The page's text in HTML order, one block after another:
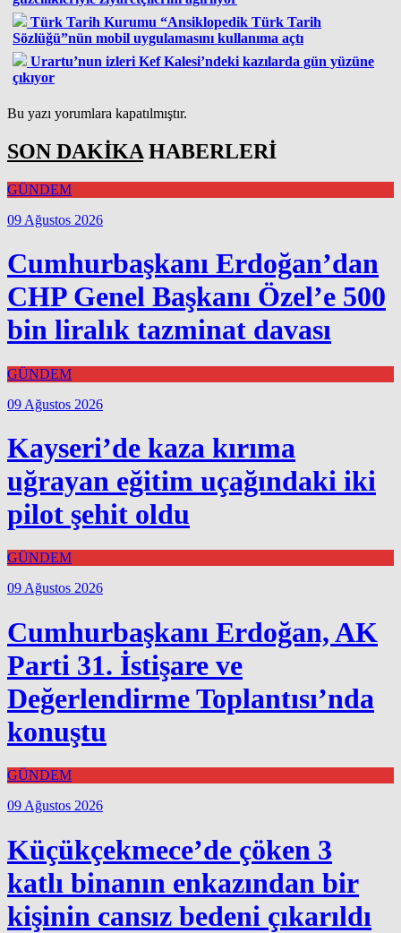
Türk Tarih Kurumu “Ansiklopedik Türk Tarih
Sözlüğü”nün mobil uygulamasını kullanıma açtı
Urartu’nun izleri Kef Kalesi’ndeki kazılarda gün yüzüne
çıkıyor
Bu yazı yorumlara kapatılmıştır.
SON DAKİKA HABERLERİ
GÜNDEM
09 Ağustos 2026
Cumhurbaşkanı Erdoğan’dan
CHP Genel Başkanı Özel’e 500
bin liralık tazminat davası
GÜNDEM
09 Ağustos 2026
Kayseri’de kaza kırıma
uğrayan eğitim uçağındaki iki
pilot şehit oldu
GÜNDEM
09 Ağustos 2026
Cumhurbaşkanı Erdoğan, AK
Parti 31. İstişare ve
Değerlendirme Toplantısı’nda
konuştu
GÜNDEM
09 Ağustos 2026
Küçükçekmece’de çöken 3
katlı binanın enkazından bir
kişinin cansız bedeni çıkarıldı